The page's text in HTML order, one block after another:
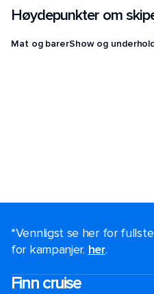
Høydepunkter om
Mat og barerShow og
*Vennligst se her for
for kampanjer. her.
Finn cruise